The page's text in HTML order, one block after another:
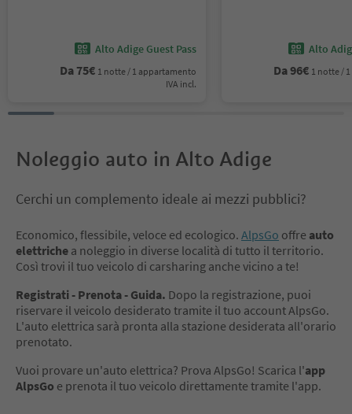
Alto Adige Guest Pass
Da 75€ 1 notte / 1 appartamento
IVA incl.
Alto
Da96€ 1 notte /
Noleggio auto in Alto Adige
Cerchi un complemento ideale ai mezzi pubblici?
Economico, flessibile, veloce ed ecologico. AlpsGo offre auto
elettriche a noleggio in diverse località di tutto il territorio.
Così trovi il tuo veicolo di carsharing anche vicino a te!
Registrati - Prenota - Guida. Dopo la registrazione, puoi
riservare il veicolo desiderato tramite il tuo account AlpsGo.
L'auto elettrica sarà pronta alla stazione desiderata all'orario
prenotato.
Vuoi provare un'auto elettrica? Prova AlpsGo! Scarica l'app
AlpsGo e prenota il tuo veicolo direttamente tramite l'app.